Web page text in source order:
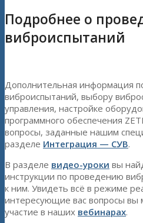
Подробнее о
виброиспытаний
Дополнительная информация
виброиспытаний, выбору
управления, настройке
программного обеспечения
вопросы, заданные нашим
разделе Интеграция — СУВ.
В разделе видео-уроки вы
инструкции по проведению
к ним. Увидеть всё в режиме
интересующие вас вопросы вы
участие в наших вебинарах.